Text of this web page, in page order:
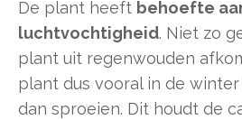
De plant heeft behoefte
luchtvochtigheid. Niet zo
plant uit regenwouden
plant dus vooral in de
dan sproeien. Dit houdt de